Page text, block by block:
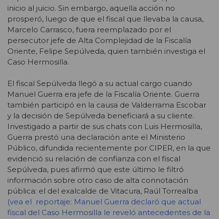
inicio al juicio. Sin embargo, aquella acción no
prosperó, luego de que el fiscal que llevaba la causa,
Marcelo Carrasco, fuera reemplazado por el
persecutor jefe de Alta Complejidad de la Fiscalía
Oriente, Felipe Sepúlveda, quien también investiga el
Caso Hermosilla.
El fiscal Sepúlveda llegó a su actual cargo cuando
Manuel Guerra era jefe de la Fiscalía Oriente. Guerra
también participó en la causa de Valderrama Escobar
y la decisión de Sepúlveda beneficiará a su cliente.
Investigado a partir de sus chats con Luis Hermosilla,
Guerra prestó una declaración ante el Ministerio
Público, difundida recientemente por CIPER, en la que
evidenció su relación de confianza con el fiscal
Sepúlveda, pues afirmó que este último le filtró
información sobre otro caso de alta connotación
pública: el del exalcalde de Vitacura, Raúl Torrealba
(vea el reportaje: Manuel Guerra declaró que actual
fiscal del Caso Hermosilla le reveló antecedentes de la